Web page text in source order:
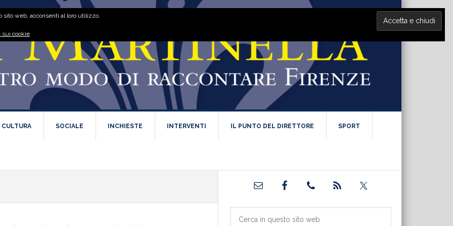
CULTURA SOCIALE INCHIESTE INTERVENTI IL PUNTO DEL DIRETTORE SPORT
Barra
primaria
web, acconsenti al loro utilizzo.
sui cookie